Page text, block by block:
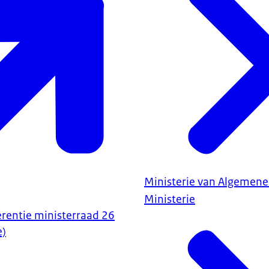
loopt vast. Boeren zitten in onzekerheid. En onze natuur staat
wordt geraakt. Omdat echte keuzes te lang zijn uitgesteld. Daarom
doorbraak. Niet voor één sector, maar voor heel Nederland.
pakket aan maatregelen waarmee we Nederland weer in beweging
krijgen. Zodat de natuur zich kan herstellen. Zodat we
ook eerlijk over zijn. Dit vraagt iets van ons allemaal. In de eerste
Ik heb daar de afgelopen periode ook veel over gesproken met
de jonge boeren. Maar het zijn niet alleen de boeren van wie we
zoals de industrie en verkeer, van supermarkt tot
moeten nemen. Want alleen als iedereen meedoet, krijgt
voor boeren. Ruimte voor woningen. Ruimte voor ondernemers. En
meer dan waard. En ja, we vragen veel. Daarom gaan de
middelen. We investeren in totaal 20 miljard om voor boeren,
mogelijk te maken. Makkelijk is het niet. Maar de prijs van
Daarom kiezen we nu duidelijke keuzes. De meest betrokken
uitgebreide toelichting geven. Ik hou het daarom hierbij. Ik vind
we vandaag niet bij nul beginnen. Provincies, gemeenten en
ministerraad 26
Ministerie van
Ministerie